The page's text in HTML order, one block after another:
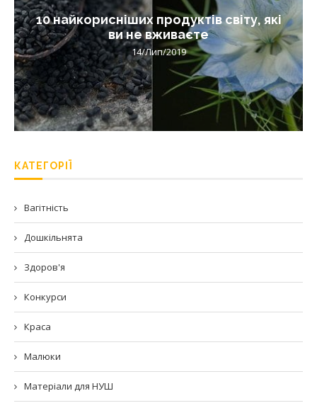
10 найкорисніших продуктів світу, які
ви не вживаєте
14/Лип/2019
КАТЕГОРІЇ
Вагітність
Дошкільнята
Здоров'я
Конкурси
Краса
Малюки
Матеріали для НУШ